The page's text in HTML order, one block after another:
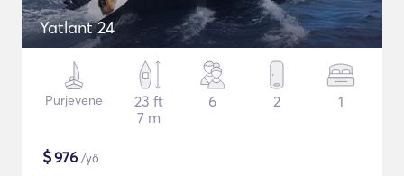
Yatlant 24
Purjevene
23 ft
7 m
6 2 1
$976 /yö